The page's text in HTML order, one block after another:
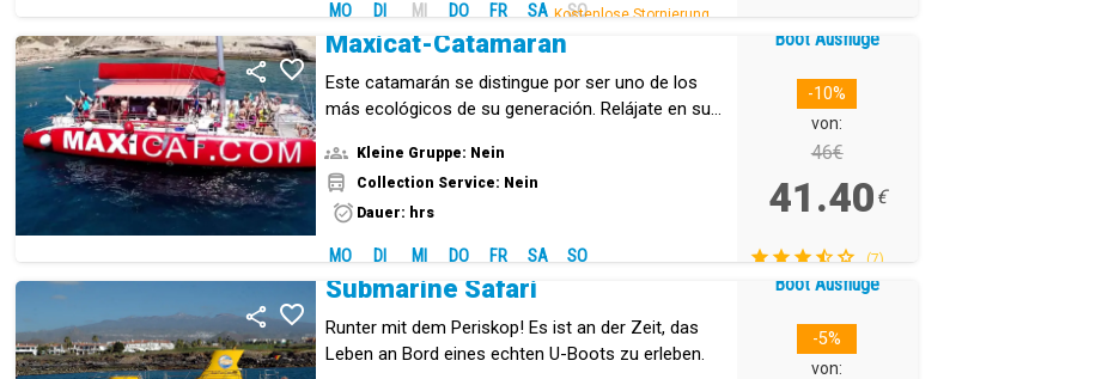
MO DI MI DO FR SA SO
Kostenlose Stornierung.
Maxicat-Catamarán
Este catamarán se distingue por ser uno de los
más ecológicos de su generación. Relájate en su
Kleine Gruppe: Nein
Collection Service: Nein
Dauer: hrs
MO DI MI DO FR SA SO
Boot Ausflüge
-10%
von:
46€
41.40 €
(7)
Submarine Safari
Runter mit dem Periskop! Es ist an der Zeit, das
Leben an Bord eines echten U-Boots zu erleben.
Boot Ausflüge
-5%
von: